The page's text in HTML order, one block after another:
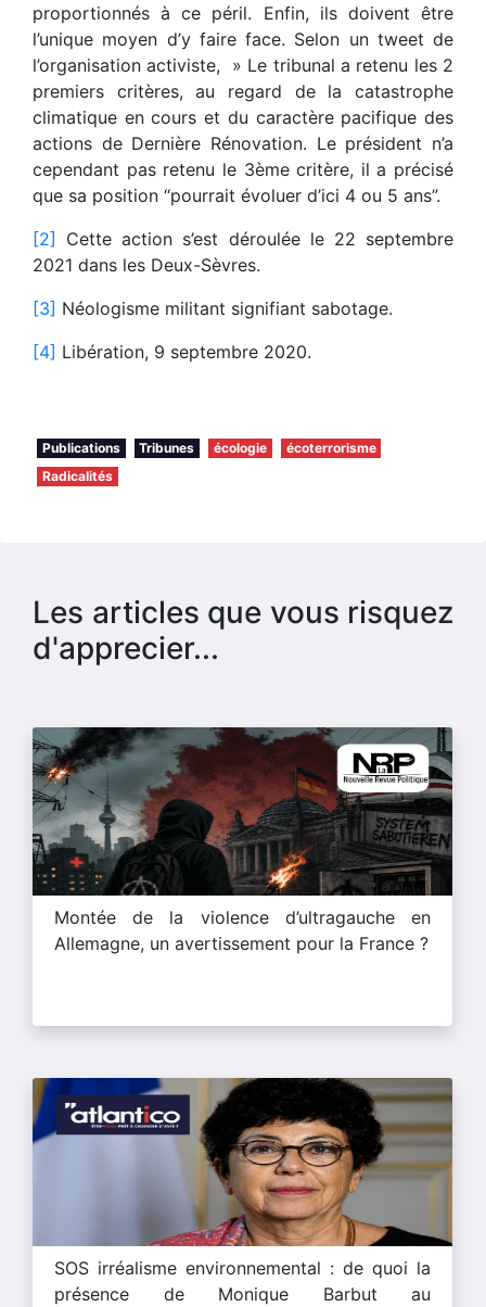
proportionnés à ce péril. Enfin, ils doivent être
l’unique moyen d’y faire face. Selon un tweet de
l’organisation activiste, » Le tribunal a retenu les 2
premiers critères, au regard de la catastrophe
climatique en cours et du caractère pacifique des
actions de Dernière Rénovation. Le président n’a
cependant pas retenu le 3ème critère, il a précisé
que sa position “pourrait évoluer d’ici 4 ou 5 ans”.
[2] Cette action s’est déroulée le 22 septembre
2021 dans les Deux-Sèvres.
[3] Néologisme militant signifiant sabotage.
[4] Libération, 9 septembre 2020.
Publications Tribunes écologie
écoterrorisme
Radicalités
Les articles que vous risquez
d'apprecier...
Montée de la violence d’ultragauche en
Allemagne, un avertissement pour la France ?
SOS irréalisme environnemental : de quoi la
présence de Monique Barbut au